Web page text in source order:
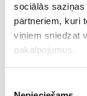
sociālās
partneriem, kuri
viņiem sniedzat
pakalpojumus.
Veebipoodi
toodetega,
peamine
Koik